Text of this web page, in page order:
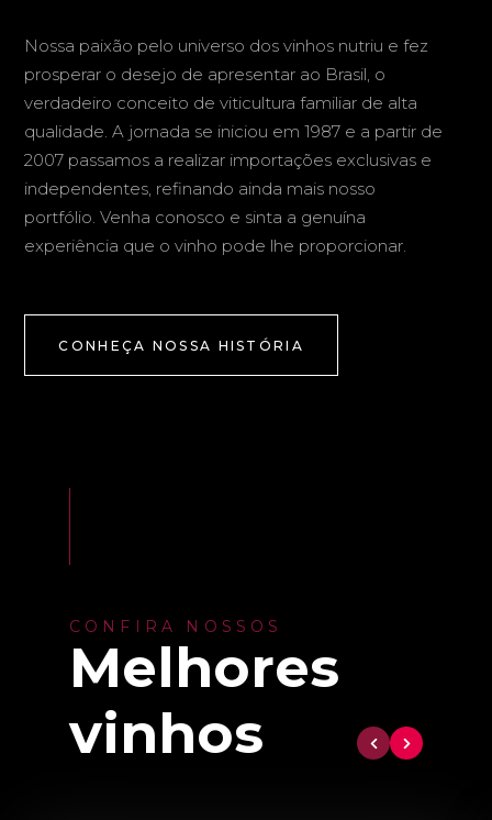
Nossa paixão pelo universo dos vinhos nutriu e fez
prosperar o desejo de apresentar ao Brasil, o
verdadeiro conceito de viticultura familiar de alta
qualidade. A jornada se iniciou em 1987 e a partir de
2007 passamos a realizar importações exclusivas e
independentes, refinando ainda mais nosso
portfólio. Venha conosco e sinta a genuína
experiência que o vinho pode lhe proporcionar.
CONHEÇA NOSSA HISTÓRIA
CONFIRA NOSSOS
Melhores
vinhos